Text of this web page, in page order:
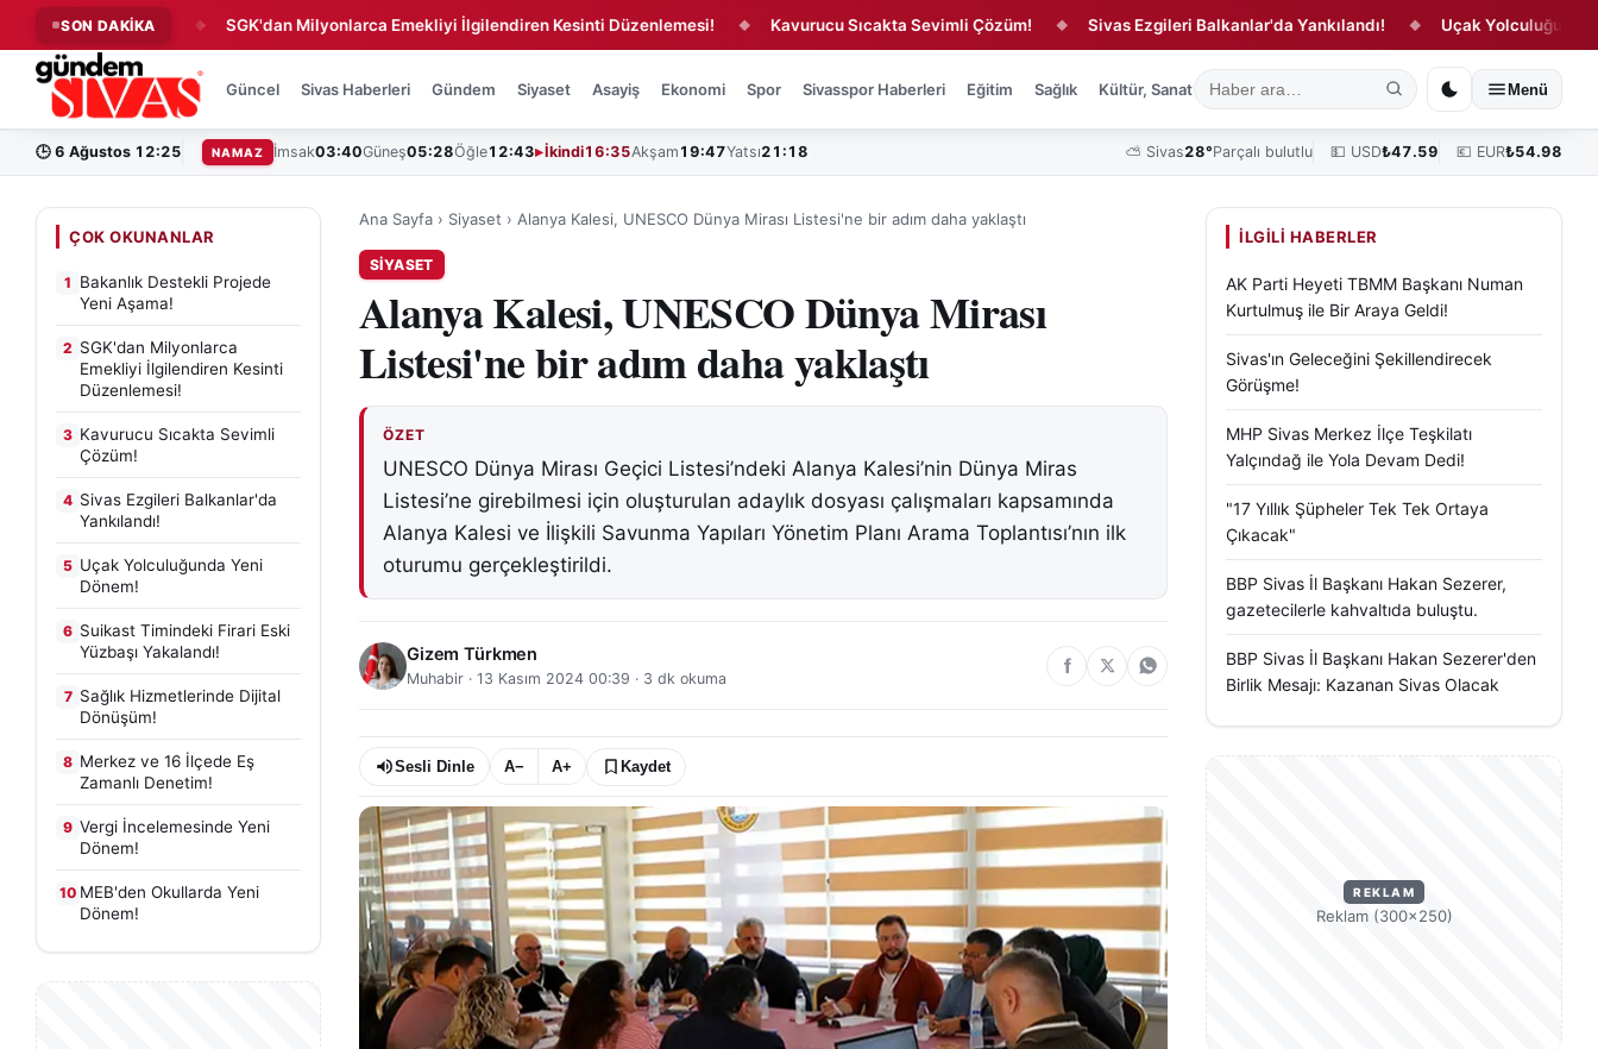
SON DAKİKA
Yeni Aşama! ◆ SGK'dan Milyonlarca Emekliyi İlgilendiren Kesinti Düzenlemesi! ◆ Kavurucu Sıcakta Sevimli Çözüm! ◆ Sivas Ezgileri Balkanlar'da Yankılandı! ◆ Uçak Yolculuğunda Yeni
Güncel Sivas Haberleri Gündem Siyaset Asayiş Ekonomi Spor Sivasspor Haberleri Eğitim Sağlık Kültür, Sanat ve Tarih Yaşam Sivas Vefat Edenler Köşe
Menü
🕒 6 Ağustos 12:25 NAMAZ İmsak03:40Güneş05:28Öğle12:43 İkindi16:35Akşam 19:47Yatsı21:18 ⛅ Sivas28°Parçalı bulutlu 💵 USD₺47.59 💶 EUR₺54.98
ÇOK OKUNANLAR
1 Bakanlık Destekli Projede
Yeni Aşama!
2 SGK'dan Milyonlarca
Emekliyi İlgilendiren Kesinti
Düzenlemesi!
3 Kavurucu Sıcakta Sevimli
Çözüm!
4 Sivas Ezgileri Balkanlar'da
Yankılandı!
5 Uçak Yolculuğunda Yeni
Dönem!
6 Suikast Timindeki Firari Eski
Yüzbaşı Yakalandı!
7 Sağlık Hizmetlerinde Dijital
Dönüşüm!
8 Merkez ve 16 İlçede Eş
Zamanlı Denetim!
9 Vergi İncelemesinde Yeni
Dönem!
10 MEB'den Okullarda Yeni
Dönem!
Ana Sayfa › Siyaset › Alanya Kalesi, UNESCO Dünya Mirası Listesi'ne bir adım daha yaklaştı
SIYASET
Alanya Kalesi, UNESCO Dünya Mirası
Listesi'ne bir adım daha yaklaştı
ÖZET
UNESCO Dünya Mirası Geçici Listesi’ndeki Alanya Kalesi’nin Dünya Miras
Listesi’ne girebilmesi için oluşturulan adaylık dosyası çalışmaları kapsamında
Alanya Kalesi ve İlişkili Savunma Yapıları Yönetim Planı Arama Toplantısı’nın ilk
oturumu gerçekleştirildi.
Gizem Türkmen
Muhabir · 13 Kasım 2024 00:39 · 3 dk okuma
Sesli Dinle A− A+ Kaydet
İLGILI HABERLER
AK Parti Heyeti TBMM Başkanı Numan
Kurtulmuş ile Bir Araya Geldi!
Sivas'ın Geleceğini Şekillendirecek
Görüşme!
MHP Sivas Merkez İlçe Teşkilatı
Yalçındağ ile Yola Devam Dedi!
"17 Yıllık Şüpheler Tek Tek Ortaya
Çıkacak"
BBP Sivas İl Başkanı Hakan Sezerer,
gazetecilerle kahvaltıda buluştu.
BBP Sivas İl Başkanı Hakan Sezerer'den
Birlik Mesajı: Kazanan Sivas Olacak
REKLAM
Reklam (300×250)